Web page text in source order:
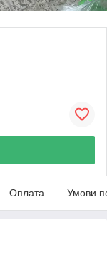
Оплата Умови